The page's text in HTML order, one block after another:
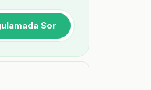
Sor